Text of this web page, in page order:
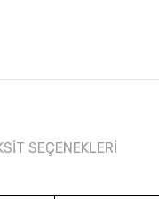
SEÇENEKLERI